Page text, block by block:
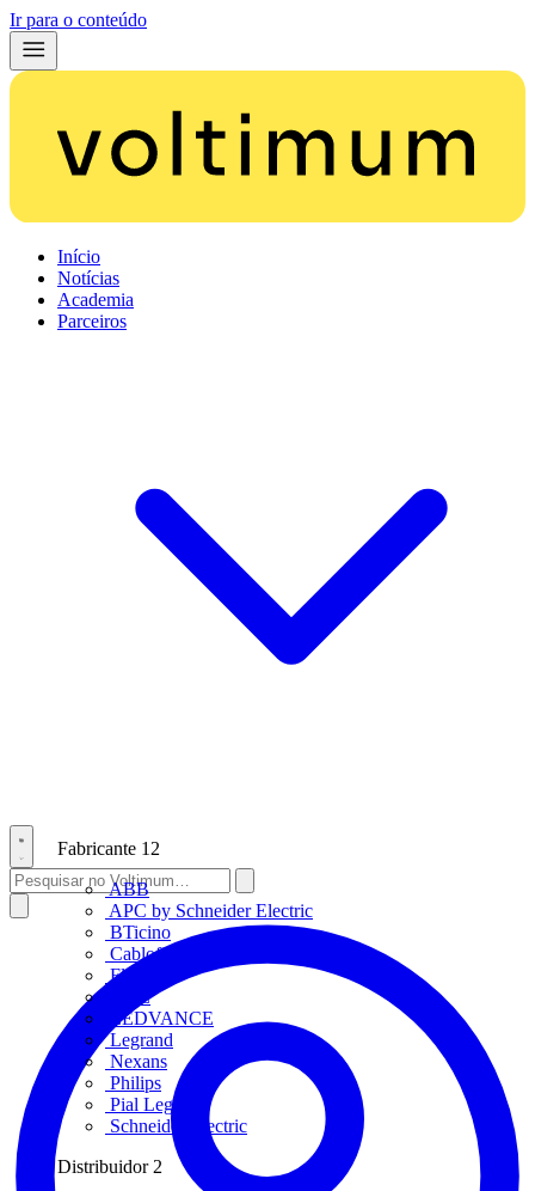
Ir para o conteúdo
Início
Notícias
Academia
Parceiros
Fabricante 12
ABB
APC by Schneider Electric
BTicino
Cablofil
Fluke
HDL
LEDVANCE
Legrand
Nexans
Philips
Pial Legrand
Schneider Electric
Distribuidor 2